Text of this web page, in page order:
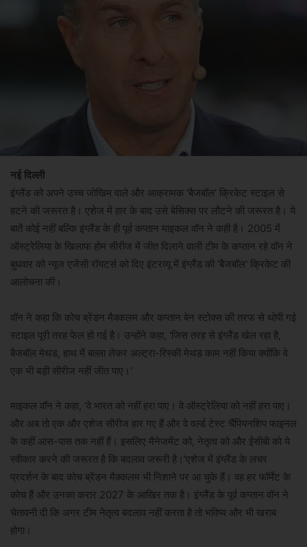
नई दिल्ली
इंग्लैंड को अपने उच्च जोखिम वाले और आक्रामक 'बैजबॉल' क्रिकेट स्टाइल से
हटने की जरूरत है। एशेज में हार के बाद उसे बेसिक्स पर लौटने की जरूरत है। ये
बातें कोई नहीं बल्कि इंग्लैंड के ही पूर्व कप्तान माइकल वॉन ने कही है। 2005 में
ऑस्ट्रेलिया के खिलाफ होम सीरीज में जीत दिलाने वाली टीम के कप्तान रहे वॉन ने
बुधवार को न्यूज एजेंसी रॉयटर्स को दिए इंटरव्यू में इंग्लैंड की 'बैजबॉल' क्रिकेट की
आलोचना की।
वॉन ने कहा कि कोच ब्रेंडन मैक्कलम और कप्तान बेन स्टोक्स की तरफ से थोपी गई
स्टाइल पूरी तरह फेल हो गई है। उन्होंने कहा, 'जिस तरह से इंग्लैंड खेल रहा है,
बैजबॉल मेथड, हाथ में बल्ला लेकर अल्ट्रा-रिस्की मेथड काम नहीं किया क्योंकि वे
एक भी बड़ी सीरीज नहीं जीत पाए।'
माइकल वॉन ने कहा, ‘वे भारत को नहीं हरा पाए। वे ऑस्ट्रेलिया को नहीं हरा पाए।
और अब तो एक और एशेज सीरीज हार गए हैं और वे वर्ल्ड टेस्ट चैंपियनशिप फाइनल
के कहीं आस-पास तक नहीं हैं। इसलिए मैनेजमेंट को, नेतृत्व को और ईसीबी को ये
स्वीकार करने की जरूरत है कि बदलाव जरूरी है।’एशेज में इंग्लैंड के लचर
प्रदर्शन के बाद कोच ब्रेंडन मैक्कलम भी निशाने पर आ चुके हैं। वह हर फॉर्मेट के
कोच हैं और उनका करार 2027 के आखिर तक है। इंग्लैंड के पूर्व कप्तान वॉन ने
चेतावनी दी कि अगर टीम नेतृत्व बदलाव नहीं करता है तो भविष्य और भी खराब
होगा।